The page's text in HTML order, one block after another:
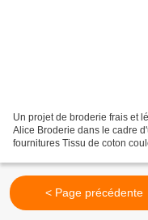
Un projet de broderie frais et
Alice Broderie dans le cadre
fournitures Tissu de coton
< Page précédente